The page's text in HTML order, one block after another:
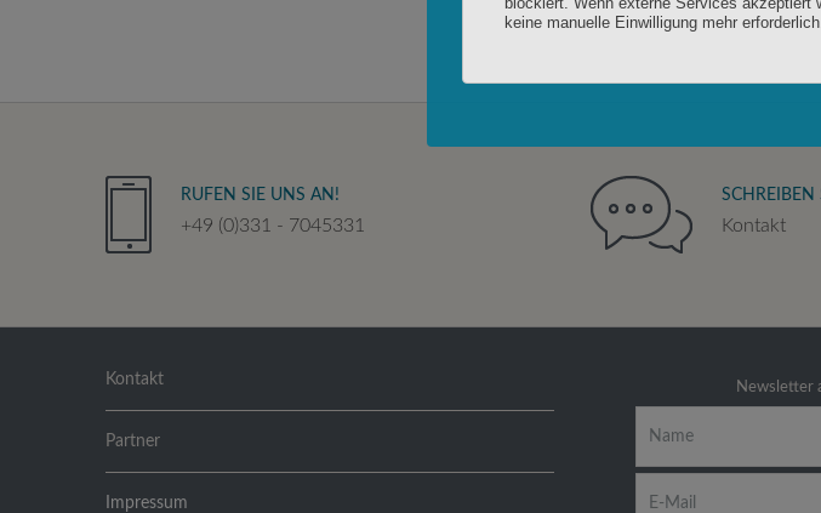
RUFEN SIE UNS AN!
+49 (0)331 - 7045331
SCHREIBEN
Kontakt
Kontakt
Partner
Impressum
Newsletter